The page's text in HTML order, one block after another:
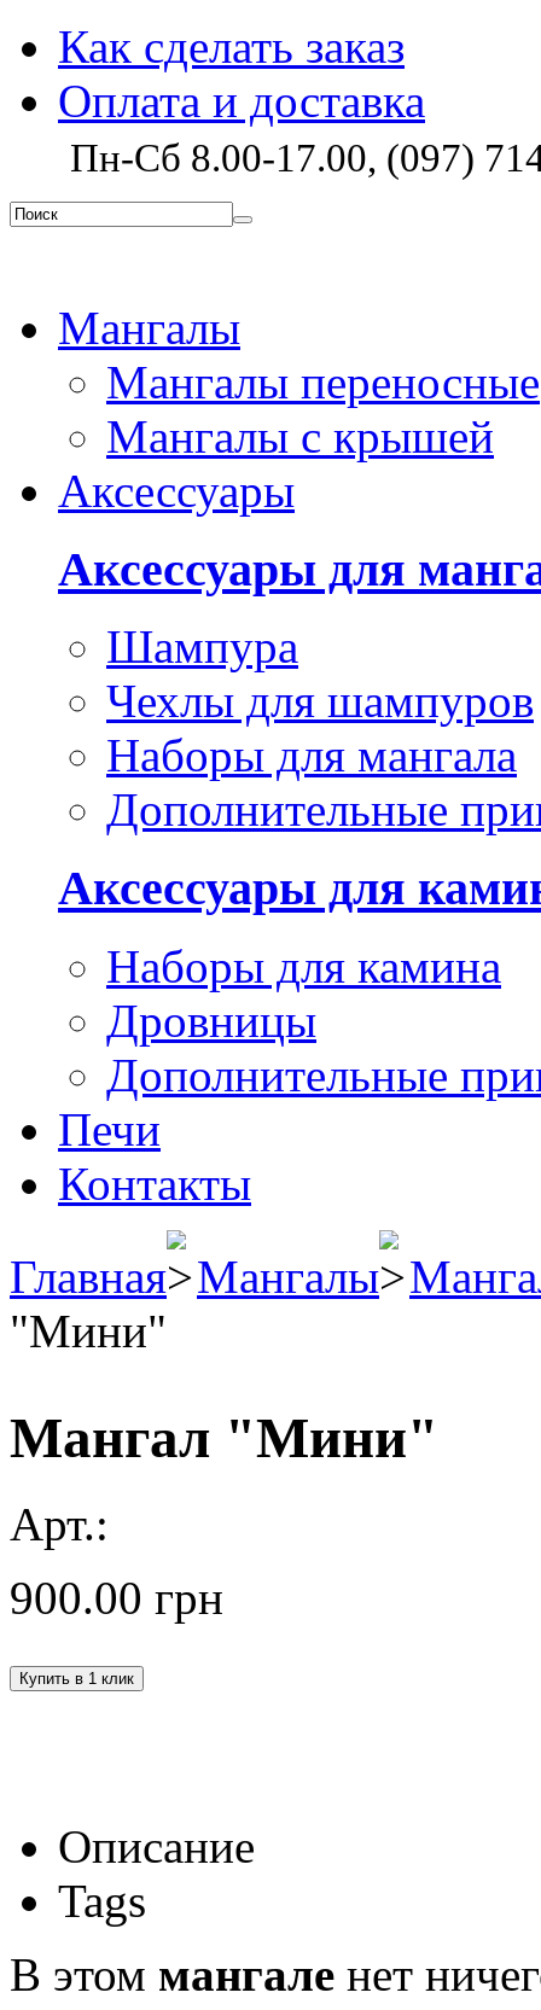
Как сделать заказ
Оплата и доставка
Пн-Сб 8.00-17.00, (097)
Мангалы
Мангалы переносные
Мангалы с крышей
Аксессуары
Аксессуары для
Шампура
Чехлы для шампуров
Наборы для мангала
Дополнительные
Аксессуары для
Наборы для камина
Дровницы
Дополнительные
Печи
Контакты
Главная
Мангалы
"Мини"
Мангал "Мини"
Арт.:
900.00 грн
Купить в 1 клик
Описание
Tags
В этом мангале нет